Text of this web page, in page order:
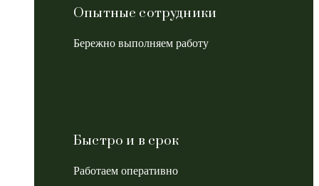
Опытные сотрудники
Бережно выполняем работу
Быстро и в срок
Работаем оперативно